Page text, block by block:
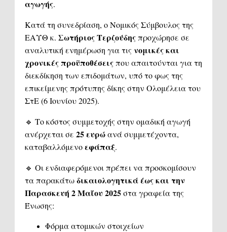
αγωγής.
Κατά τη συνεδρίαση, ο Νομικός Σύμβουλος της
ΕΑΥΘ κ. Σωτήριος Τερζούδηςπροχώρησε σε
αναλυτική ενημέρωση για τις νομικές και
χρονικές προϋποθέσειςπου απαιτούνται για τη
διεκδίκηση των επιδομάτων, υπό το φως της
επικείμενης πρότυπης δίκης στην Ολομέλεια του
ΣτΕ (6 Ιουνίου 2025).
🔹 Το κόστος συμμετοχής στην ομαδική αγωγή
ανέρχεται σε 25 ευρώανά συμμετέχοντα,
καταβαλλόμενοεφάπαξ.
🔹 Οι ενδιαφερόμενοι πρέπει να προσκομίσουν
τα παρακάτωδικαιολογητικά έως και την
Παρασκευή 2 Μαΐου 2025στα γραφεία της
Ένωσης:
Φόρμα ατομικών στοιχείων